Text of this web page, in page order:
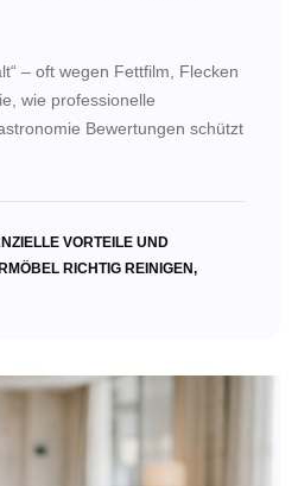
– oft wegen Fettfilm, Flecken
wie professionelle
Bewertungen schützt
VORTEILE UND
RICHTIG REINIGEN,